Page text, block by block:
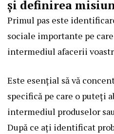
și definirea
Primul pas este
sociale importante pe
intermediul afacerii
Este esențial să vă
specifică pe care o puteți
intermediul produselor
După ce ați identificat